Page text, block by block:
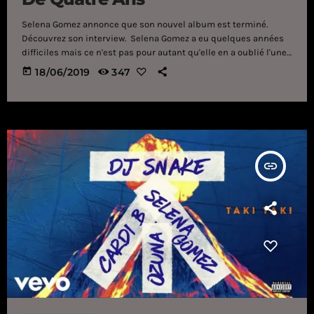
Selena Gomez annonce que son nouvel album est terminé.
Découvrez son interview. Selena Gomez a eu quelques années
difficiles mais ce n'est pas pour autant qu'elle en a oublié l'une
de ses passions : la musique. Quatre ans aprèsRevival et ses
nombreux soucis de santé, l'artiste américaine est prête à faire
today 18/06/2019 347
insert_link